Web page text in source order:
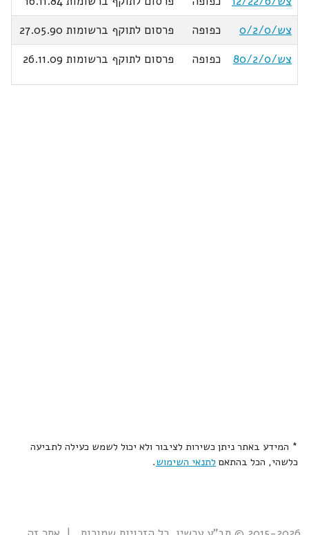
צש/0/2/0
כפופה
פרסום לתוקף ברשומות 27.05.90
צש/80/2/0
כפופה פרסום לתוקף ברשומות 26.11.09
* המידע באתר ניתן כשירות לציבור ולא יכול לשמש כעילה לתביעה
כלשהי, הכל בהתאם לתנאי השימוש.